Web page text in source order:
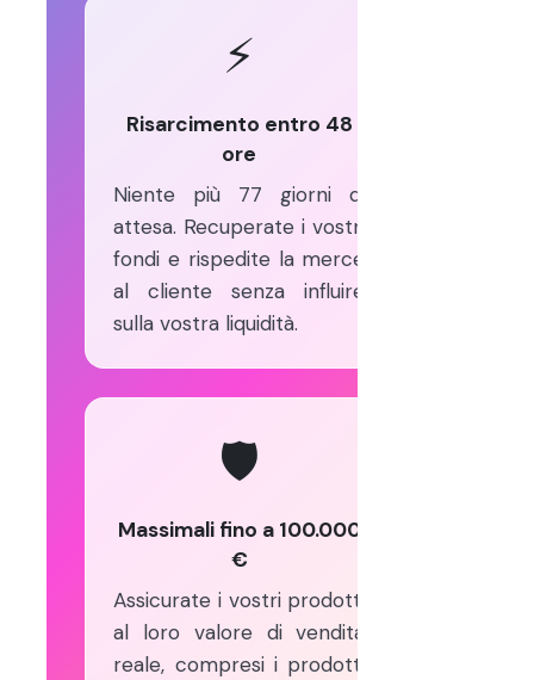
⚡️
Risarcimento entro 48
ore
Niente più 77 giorni di
attesa. Recuperate i vostri
fondi e rispedite la merce
al cliente senza influire
sulla vostra liquidità.
🛡️
Massimali fino a 100.000
€
Assicurate i vostri prodotti
al loro valore di vendita
reale, compresi i prodotti